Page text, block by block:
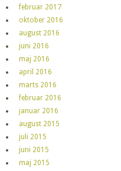
februar 2017
oktober 2016
august 2016
juni 2016
maj 2016
april 2016
marts 2016
februar 2016
januar 2016
august 2015
juli 2015
juni 2015
maj 2015